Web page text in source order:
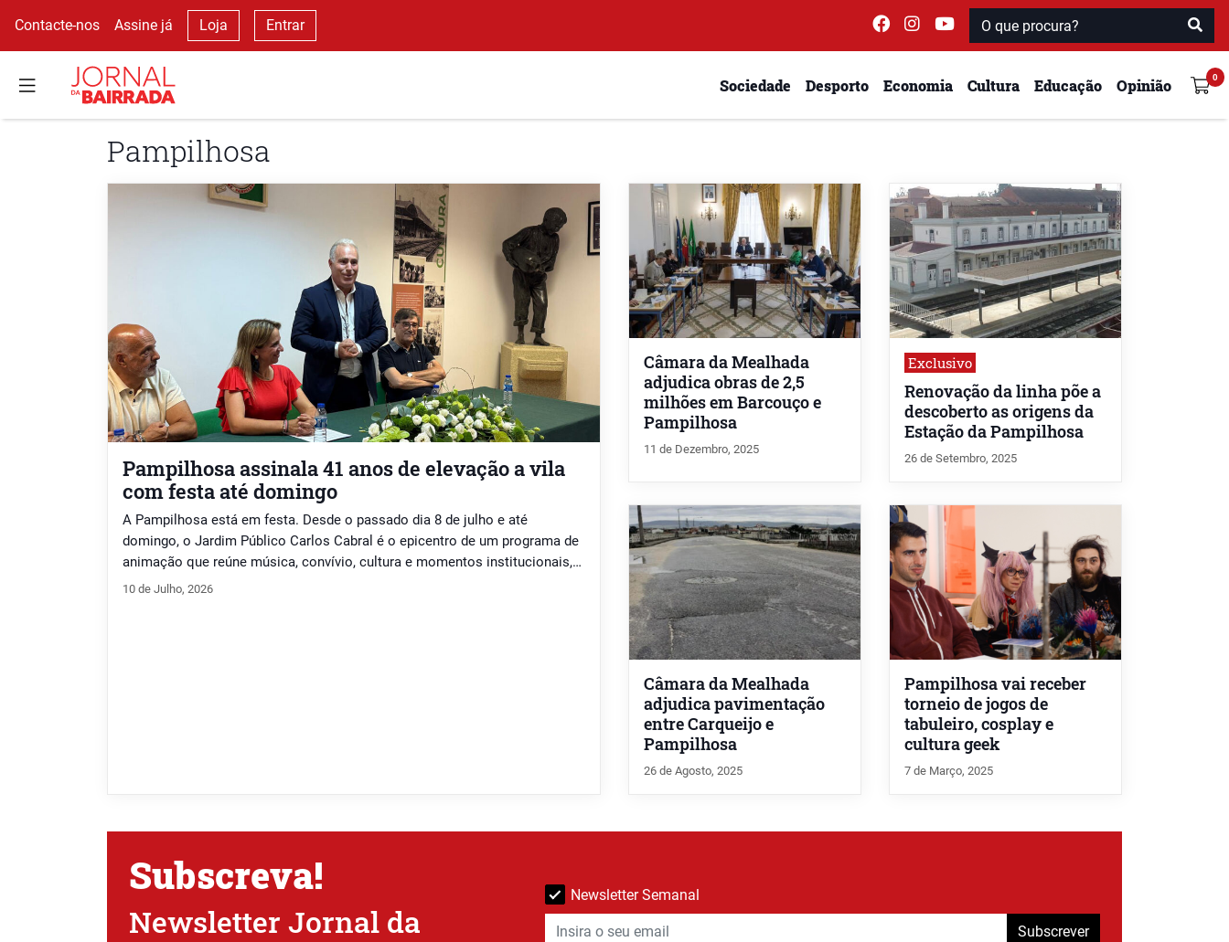
Contacte-nos Assine já Loja Entrar
Sociedade Desporto Economia Cultura Educação Opinião
Pampilhosa
Pampilhosa assinala 41 anos de elevação a vila
com festa até domingo
A Pampilhosa está em festa. Desde o passado dia 8 de julho e até
domingo, o Jardim Público Carlos Cabral é o epicentro de um programa de
animação que reúne música, convívio, cultura e momentos institucionais,
assinalando o 41.º aniversário da elevação da localidade à categoria de
10 de Julho, 2026
Câmara da Mealhada
adjudica obras de 2,5
milhões em Barcouço e
Pampilhosa
11 de Dezembro, 2025
Exclusivo
Renovação da linha põe a
descoberto as origens da
Estação da Pampilhosa
26 de Setembro, 2025
Câmara da Mealhada
adjudica pavimentação
entre Carqueijo e
Pampilhosa
26 de Agosto, 2025
Pampilhosa vai receber
torneio de jogos de
tabuleiro, cosplay e
cultura geek
7 de Março, 2025
Subscreva!
Newsletter Jornal da
Newsletter Semanal
Subscrever